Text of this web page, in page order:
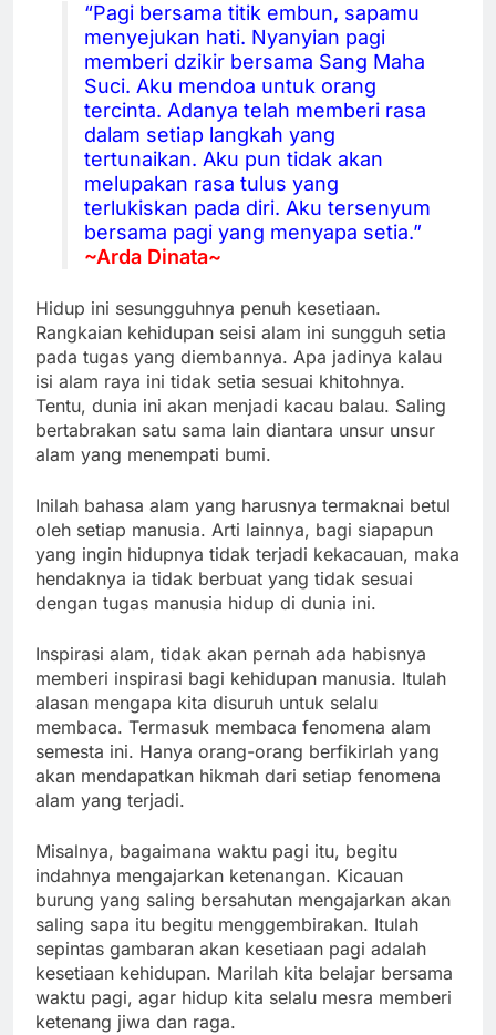
“Pagi bersama titik embun, sapamu
menyejukan hati. Nyanyian pagi
memberi dzikir bersama Sang Maha
Suci. Aku mendoa untuk orang
tercinta. Adanya telah memberi rasa
dalam setiap langkah yang
tertunaikan. Aku pun tidak akan
melupakan rasa tulus yang
terlukiskan pada diri. Aku tersenyum
bersama pagi yang menyapa setia.”
~Arda Dinata~
Hidup ini sesungguhnya penuh kesetiaan.
Rangkaian kehidupan seisi alam ini sungguh setia
pada tugas yang diembannya. Apa jadinya kalau
isi alam raya ini tidak setia sesuai khitohnya.
Tentu, dunia ini akan menjadi kacau balau. Saling
bertabrakan satu sama lain diantara unsur unsur
alam yang menempati bumi.
Inilah bahasa alam yang harusnya termaknai betul
oleh setiap manusia. Arti lainnya, bagi siapapun
yang ingin hidupnya tidak terjadi kekacauan, maka
hendaknya ia tidak berbuat yang tidak sesuai
dengan tugas manusia hidup di dunia ini.
Inspirasi alam, tidak akan pernah ada habisnya
memberi inspirasi bagi kehidupan manusia. Itulah
alasan mengapa kita disuruh untuk selalu
membaca. Termasuk membaca fenomena alam
semesta ini. Hanya orang-orang berfikirlah yang
akan mendapatkan hikmah dari setiap fenomena
alam yang terjadi.
Misalnya, bagaimana waktu pagi itu, begitu
indahnya mengajarkan ketenangan. Kicauan
burung yang saling bersahutan mengajarkan akan
saling sapa itu begitu menggembirakan. Itulah
sepintas gambaran akan kesetiaan pagi adalah
kesetiaan kehidupan. Marilah kita belajar bersama
waktu pagi, agar hidup kita selalu mesra memberi
ketenang jiwa dan raga.